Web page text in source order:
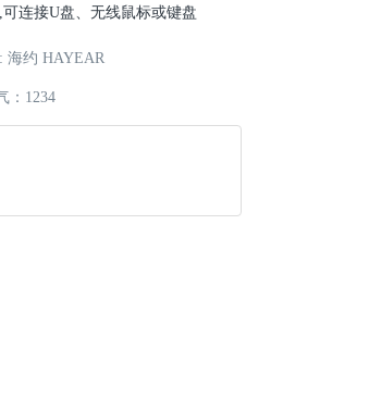
连接U盘、无线鼠标或键盘
海约 HAYEAR
1234